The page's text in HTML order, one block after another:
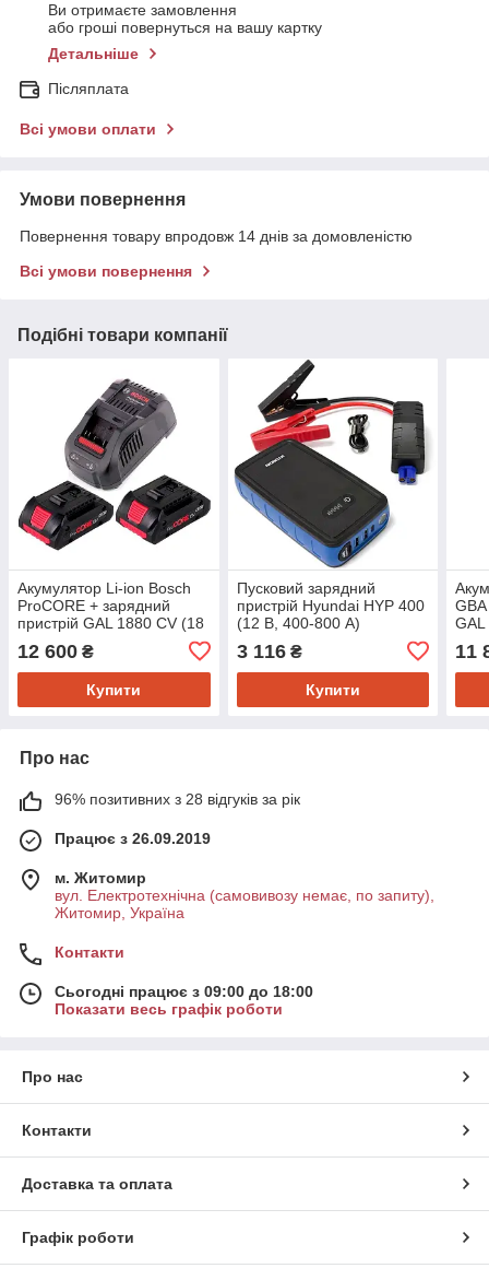
Ви отримаєте замовлення
або гроші повернуться на вашу картку
Детальніше
Післяплата
Всі умови оплати
Умови повернення
Повернення товару впродовж 14 днів за домовленістю
Всі умови повернення
Подібні товари компанії
Акумулятор Li-ion Bosch
ProCORE + зарядний
пристрій GAL 1880 CV (18
В, 4 А*год) (1600A016GF)
12 600 ₴
Купити
Пусковий зарядний
пристрій Hyundai HYP 400
(12 В, 400-800 А)
3 116₴
Купити
11
Про нас
96% позитивних з 28 відгуків за рік
Працює з 26.09.2019
м. Житомир
вул. Електротехнічна (самовивозу немає, по запиту),
Житомир, Україна
Контакти
Сьогодні працює з 09:00 до 18:00
Показати весь графік роботи
Про нас
Контакти
Доставка та оплата
Графік роботи